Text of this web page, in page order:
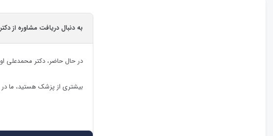
به دنبال دریافت مشاوره از
در حال حاضر، دکتر محمدعلی
بیشتری از پزشک هستید، ما